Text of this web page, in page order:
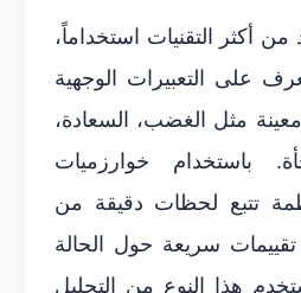
أكثر التقنيات استخداماً،
على التعبيرات الوجهية
مثل الغضب، السعادة،
باستخدام خوارزميات
تتبع لحظات دقيقة من
تقييمات سريعة حول الحالة
هذا النوع من التحليل